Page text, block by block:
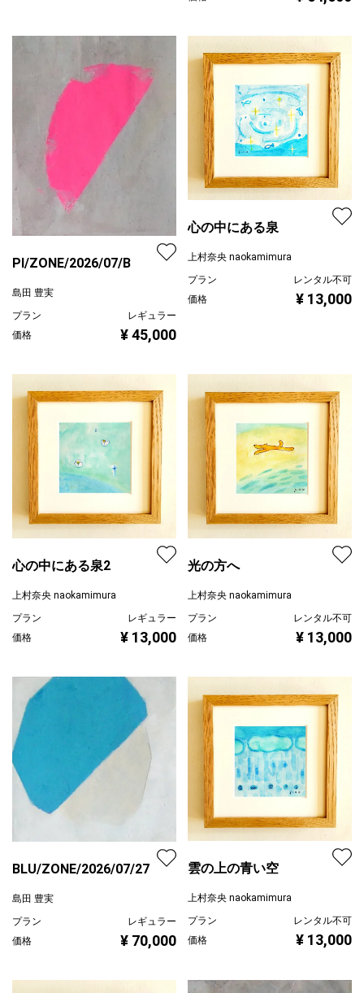
PI/ZONE/2026/07/B
島田 豊実
プラン
レギュラー
価格
¥ 45,000
心の中にある泉
上村奈央 naokamimura
プラン
レンタル不可
価格
¥ 13,000
心の中にある泉2
上村奈央 naokamimura
プラン
レギュラー
価格
¥ 13,000
光の方へ
上村奈央 naokamimura
プラン
レンタル不可
価格
¥ 13,000
BLU/ZONE/2026/07/27
島田 豊実
プラン
レギュラー
価格
¥ 70,000
雲の上の青い空
上村奈央 naokamimura
プラン
レンタル不可
価格
¥ 13,000